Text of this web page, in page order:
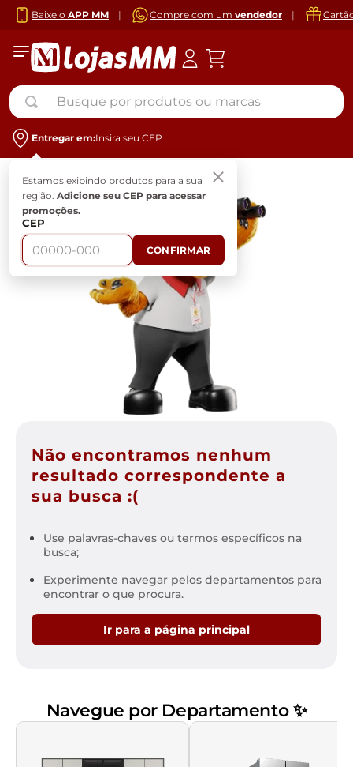
Baixe o APP MM | Compre com um vendedor |
Busque por produtos ou marcas
Entregar em:Insira seu CEP
Estamos exibindo produtos para a sua
região. Adicione seu CEP para acessar
promoções.
CEP
CONFIRMAR
Não encontramos nenhum
resultado correspondente a
sua busca :(
Use palavras-chaves ou termos específicos na
busca;
Experimente navegar pelos departamentos para
encontrar o que procura.
Ir para a página principal
Navegue por Departamento ✨